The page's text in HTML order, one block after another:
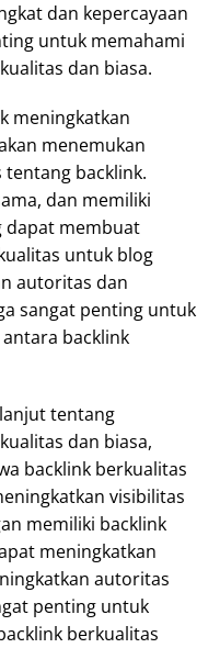
dan kepercayaan
untuk memahami
dan biasa.
meningkatkan
menemukan
tentang backlink.
dan memiliki
dapat membuat
untuk blog
autoritas dan
sangat penting untuk
backlink
tentang
dan biasa,
backlink berkualitas
visibilitas
memiliki backlink
meningkatkan
autoritas
penting untuk
berkualitas